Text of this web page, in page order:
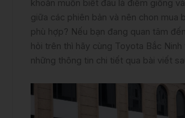
khoăn muốn biết đâu là điểm giống
giữa các phiên bản và nên chon mua
phù hợp? Nếu bạn đang quan tâm
hỏi trên thì hãy cùng Toyota Bắc Ninh
những thông tin chi tiết qua bài viết